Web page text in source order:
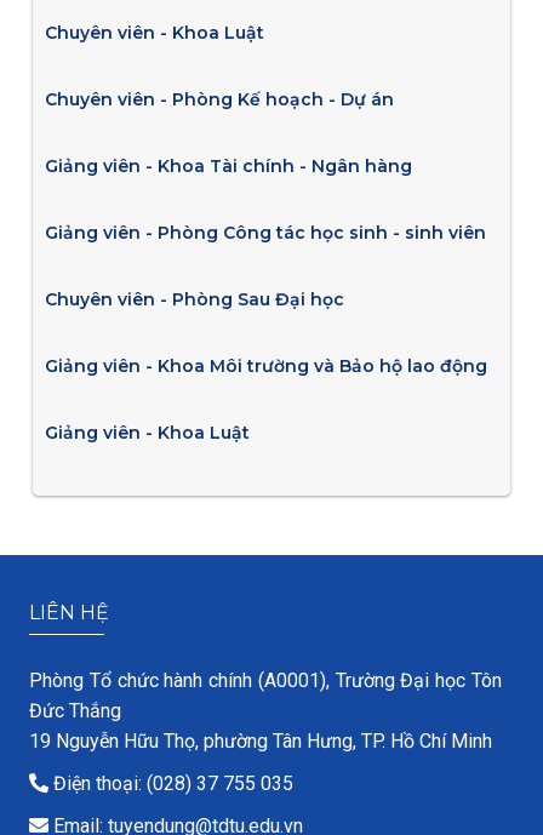
Chuyên viên - Khoa Luật
Chuyên viên - Phòng Kế hoạch - Dự án
Giảng viên - Khoa Tài chính - Ngân hàng
Giảng viên - Phòng Công tác học sinh - sinh viên
Chuyên viên - Phòng Sau Đại học
Giảng viên - Khoa Môi trường và Bảo hộ lao động
Giảng viên - Khoa Luật
LIÊN HỆ
Phòng Tổ chức hành chính (A0001), Trường Đại học Tôn
Đức Thắng
19 Nguyễn Hữu Thọ, phường Tân Hưng, TP. Hồ Chí Minh
Điện thoại: (028) 37 755 035
Email: tuyendung@tdtu.edu.vn